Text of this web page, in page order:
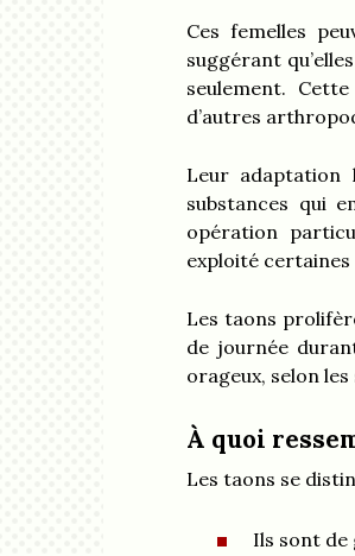
Ces femelles
suggérant
seulement.
d’autres
Leur adaptation
substances qui
opération
exploité
Les taons
de journée
orageux, selon
À quoi
Les taons se
Ils sont de